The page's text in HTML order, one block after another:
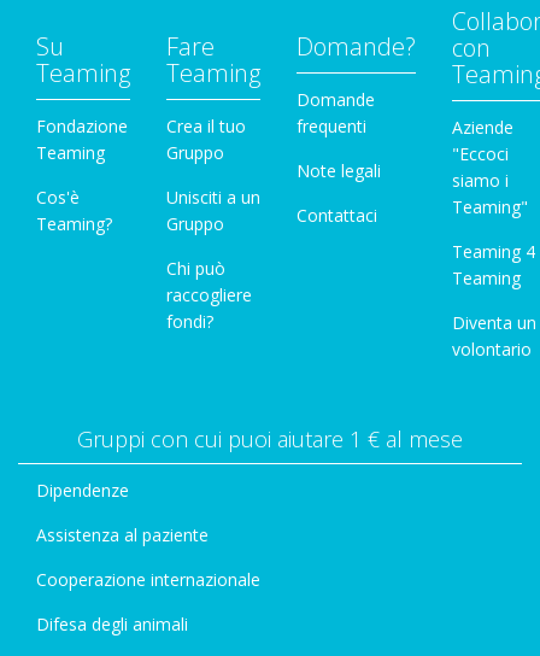
Su
Teaming
Fondazione
Teaming
Cos'è
Teaming?
Fare
Teaming
Crea il tuo
Gruppo
Unisciti a un
Gruppo
Chi può
raccogliere
fondi?
Domande?
Domande
frequenti
Note legali
Contattaci
con
Aziende
"Eccoci
siamo i
Teaming"
Teaming 4
Teaming
Diventa un
volontario
Gruppi con cui puoi aiutare 1 € al mese
Dipendenze
Assistenza al paziente
Cooperazione internazionale
Difesa degli animali